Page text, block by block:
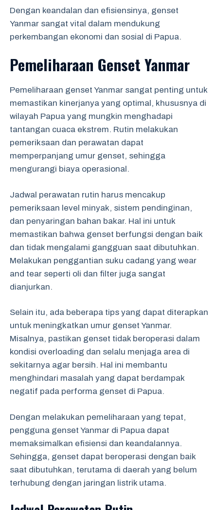
Dengan keandalan dan efisiensinya, genset
Yanmar sangat vital dalam mendukung
perkembangan ekonomi dan sosial di Papua.
Pemeliharaan Genset Yanmar
Pemeliharaan genset Yanmar sangat penting untuk
memastikan kinerjanya yang optimal, khususnya di
wilayah Papua yang mungkin menghadapi
tantangan cuaca ekstrem. Rutin melakukan
pemeriksaan dan perawatan dapat
memperpanjang umur genset, sehingga
mengurangi biaya operasional.
Jadwal perawatan rutin harus mencakup
pemeriksaan level minyak, sistem pendinginan,
dan penyaringan bahan bakar. Hal ini untuk
memastikan bahwa genset berfungsi dengan baik
dan tidak mengalami gangguan saat dibutuhkan.
Melakukan penggantian suku cadang yang wear
and tear seperti oli dan filter juga sangat
dianjurkan.
Selain itu, ada beberapa tips yang dapat diterapkan
untuk meningkatkan umur genset Yanmar.
Misalnya, pastikan genset tidak beroperasi dalam
kondisi overloading dan selalu menjaga area di
sekitarnya agar bersih. Hal ini membantu
menghindari masalah yang dapat berdampak
negatif pada performa genset di Papua.
Dengan melakukan pemeliharaan yang tepat,
pengguna genset Yanmar di Papua dapat
memaksimalkan efisiensi dan keandalannya.
Sehingga, genset dapat beroperasi dengan baik
saat dibutuhkan, terutama di daerah yang belum
terhubung dengan jaringan listrik utama.